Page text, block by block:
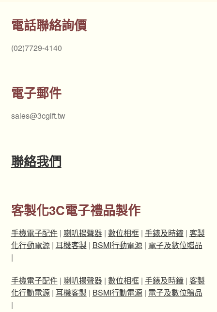
電話聯絡詢價
(02)7729-4140
電子郵件
sales@3cgift.tw
聯絡我們
客製化3C電子禮品製作
手機電子配件| 喇叭揚聲器| 數位相框| 手錶及時鐘| 客製
化行動電源| 耳機客製| BSMI行動電源| 電子及數位贈品
|
手機電子配件| 喇叭揚聲器| 數位相框| 手錶及時鐘| 客製
化行動電源| 耳機客製| BSMI行動電源| 電子及數位贈品
|